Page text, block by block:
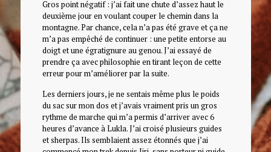
Gros point négatif : j’ai fait une chute d’assez haut le
deuxième jour en voulant couper le chemin dans la
montagne. Par chance, cela n’a pas été grave et ça ne
m’a pas empêché de continuer : une petite entorse au
doigt et une égratignure au genou. J’ai essayé de
prendre ça avec philosophie en tirant leçon de cette
erreur pour m’améliorer par la suite.
Les derniers jours, je ne sentais même plus le poids
du sac sur mon dos et j’avais vraiment pris un gros
rythme de marche qui m’a permis d’arriver avec 6
heures d’avance à Lukla. J’ai croisé plusieurs guides
et sherpas. Ils semblaient assez étonnés que j’ai